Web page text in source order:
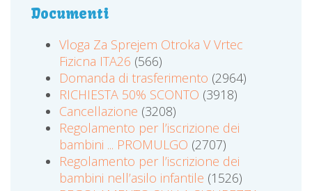
Documenti
Vloga Za Sprejem Otroka V Vrtec
Fizicna ITA26 (566)
Domanda di trasferimento (2964)
RICHIESTA 50% SCONTO (3918)
Cancellazione (3208)
Regolamento per l’iscrizione dei
bambini ... PROMULGO (2707)
Regolamento per l’iscrizione dei
bambini nell’asilo infantile (1526)